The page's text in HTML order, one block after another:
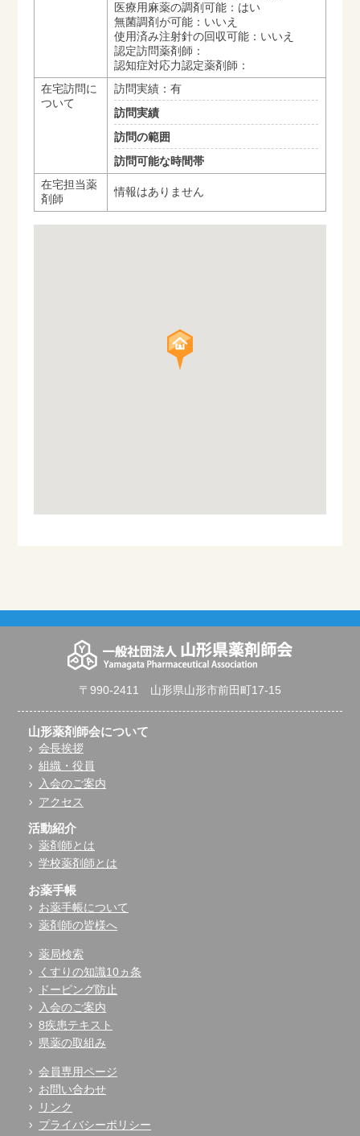
医療用麻薬の調剤可能：はい
無菌調剤が可能：いいえ
使用済み注射針の回収可能：いいえ
認定訪問薬剤師：
認知症対応力認定薬剤師：
在宅訪問に
ついて
訪問実績：有
訪問実績
訪問の範囲
訪問可能な時間帯
在宅担当薬
剤師
情報はありません
〒990-2411 山形県山形市前田町17-15
山形薬剤師会について
会長挨拶
組織・役員
入会のご案内
アクセス
活動紹介
薬剤師とは
学校薬剤師とは
お薬手帳
お薬手帳について
薬剤師の皆様へ
薬局検索
くすりの知識10ヵ条
ドーピング防止
入会のご案内
8疾患テキスト
県薬の取組み
会員専用ページ
お問い合わせ
リンク
プライバシーポリシー